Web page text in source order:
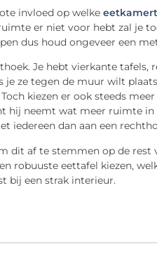
invloed op welke
er niet voor hebt zal je
dus houd ongeveer een
Je hebt vierkante tafels,
je ze tegen de muur wilt
kiezen er ook steeds
hij neemt wat meer ruimte
iedereen dan aan een
dit af te stemmen op de rest
robuuste eettafel kiezen,
bij een strak interieur.